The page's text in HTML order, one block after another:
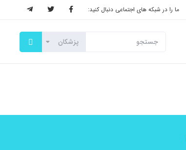
ما را در شبکه های اجتماعی دنبال کنید: